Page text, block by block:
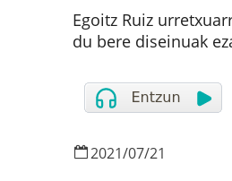
Egoitz Ruiz
du bere diseinuak
2021/07/21